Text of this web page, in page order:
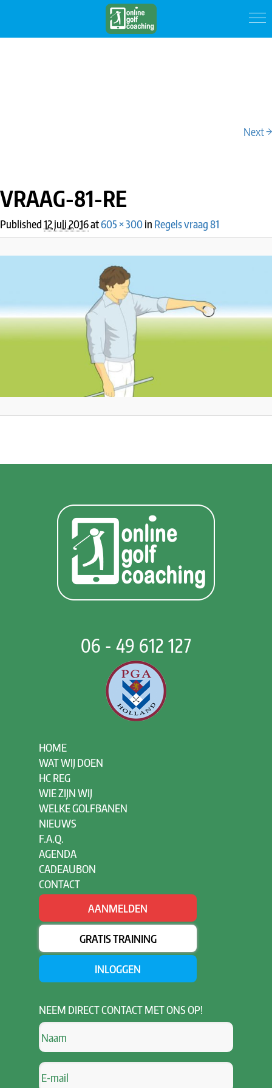
Next →
VRAAG-81-RE
Published12 juli 2016at605 × 300in Regels vraag 81
06 - 49 612 127
HOME
WAT WIJ DOEN
HC REG
WIE ZIJN WIJ
WELKE GOLFBANEN
NIEUWS
F.A.Q.
AGENDA
CADEAUBON
CONTACT
AANMELDEN
GRATIS TRAINING
INLOGGEN
NEEM DIRECT CONTACT MET ONS OP!